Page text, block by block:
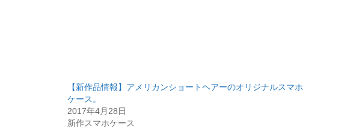
【新作品情報】アメリカンショートヘアーのオリジナルスマホ
ケース。
2017年4月28日
新作スマホケース